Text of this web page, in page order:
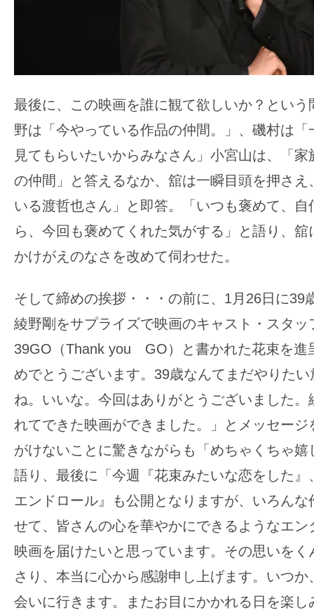
最後に、この映画を誰に観て欲しいか？という
野は「今やっている作品の仲間。」、磯村は
見てもらいたいからみなさん」小宮山は、「
の仲間」と答えるなか、舘は一瞬目頭を押さえ
いる渡哲也さん」と即答。「いつも褒めて、
ら、今回も褒めてくれた気がする」と語り、
かけがえのなさを改めて伺わせた。
そして締めの挨拶・・・の前に、1月26日に39
綾野剛をサプライズで映画のキャスト・スタッ
39GO（Thank you GO）と書かれた花束を進
めでとうございます。39歳なんてまだやりた
ね。いいな。今回はありがとうございました
れてできた映画ができました。」とメッセー
がけないことに驚きながらも「めちゃくちゃ
語り、最後に「今週『花束みたいな恋をした』
エンドロール』も公開となりますが、いろん
せて、皆さんの心を華やかにできるようなエン
映画を届けたいと思っています。その思いを
さり、本当に心から感謝申し上げます。いつ
会いに行きます。またお目にかかれる日を楽し